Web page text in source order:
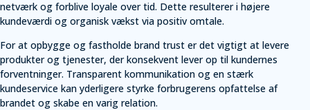
netværk og forblive loyale over tid. Dette resulterer i højere
kundeværdi og organisk vækst via positiv omtale.
For at opbygge og fastholde brand trust er det vigtigt at levere
produkter og tjenester, der konsekvent lever op til kundernes
forventninger. Transparent kommunikation og en stærk
kundeservice kan yderligere styrke forbrugerens opfattelse af
brandet og skabe en varig relation.